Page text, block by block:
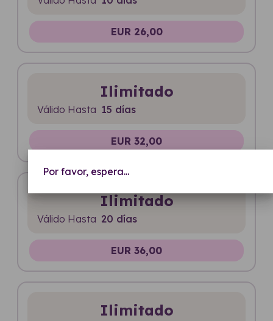
Por favor, espera...
EUR 26,00
Ilimitado
Válido Hasta 15 días
EUR 32,00
Ilimitado
Válido Hasta 20 días
EUR 36,00
Ilimitado